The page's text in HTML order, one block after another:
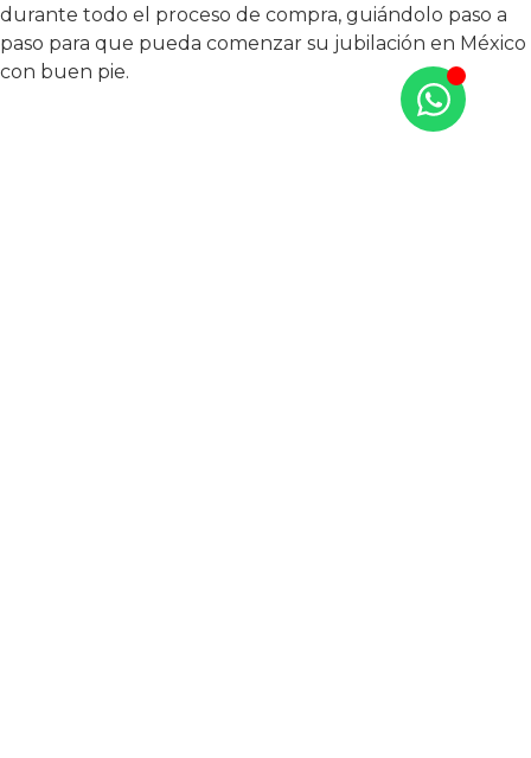
durante todo el proceso de compra, guiándolo paso a
paso para que pueda comenzar su jubilación en México
con buen pie.